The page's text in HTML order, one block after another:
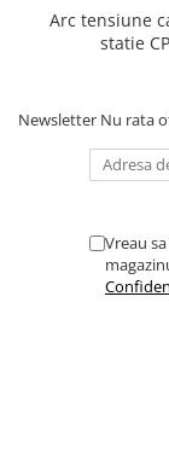
Arc tensiune
statie
Newsletter Nu rata
Vreau